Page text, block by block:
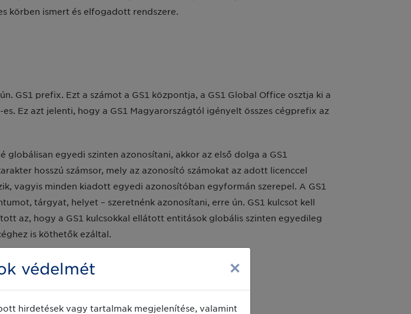
körben ismert és elfogadott rendszere.
GS1 prefix. Ezt a számot a GS1 központja, a GS1 Global Office osztja ki a
Ez azt jelenti, hogy a GS1 Magyarországtól igényelt összes cégprefix az
egyedi szinten azonosítani, akkor az első dolga a GS1
hosszú számsor, mely az azonosító számokat az adott licenccel
vagyis minden kiadott egyedi azonosítóban egyformán szerepel. A GS1
tárgyat, helyet – szeretnénk azonosítani, erre ún. GS1 kulcsot kell
az, hogy a GS1 kulcsokkal ellátott entitások globális szinten egyedileg
is köthetők ezáltal.
védelmét ×
hirdetések vagy tartalmak megjelenítése, valamint